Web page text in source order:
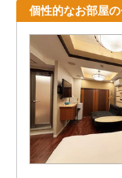
個性的なお部屋